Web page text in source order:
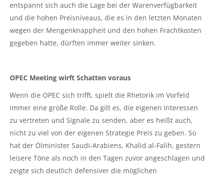
entspannt sich auch die Lage bei der Warenverfügbarkeit
und die hohen Preisniveaus, die es in den letzten Monaten
wegen der Mengenknappheit und den hohen Frachtkosten
gegeben hatte, dürften immer weiter sinken.
OPEC Meeting wirft Schatten voraus
Wenn die OPEC sich trifft, spielt die Rhetorik im Vorfeld
immer eine große Rolle. Da gilt es, die eigenen Interessen
zu vertreten und Signale zu senden, aber es heißt auch,
nicht zu viel von der eigenen Strategie Preis zu geben. So
hat der Ölminister Saudi-Arabiens, Khalid al-Falih, gestern
leisere Töne als noch in den Tagen zuvor angeschlagen und
zeigte sich deutlich defensiver die möglichen